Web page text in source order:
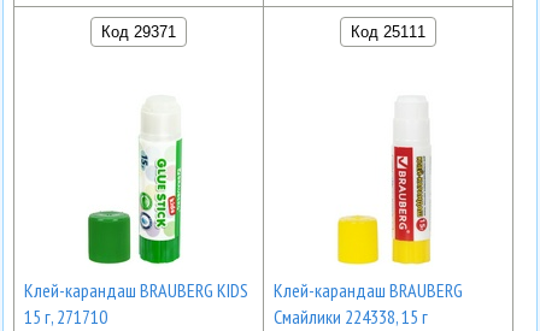
Код 29371
Клей-карандаш BRAUBERG KIDS
15 г, 271710
Код 25111
Клей-карандаш BRAUBERG
Смайлики 224338, 15 г